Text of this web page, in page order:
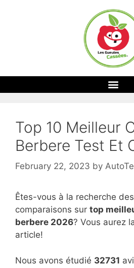
Top 10 Meilleur
Berbere Test Et
February 22, 2023 by
Êtes-vous à la recherche
comparaisons sur top
berbere 2026? Vous aurez
article!
Nous avons étudié 32731